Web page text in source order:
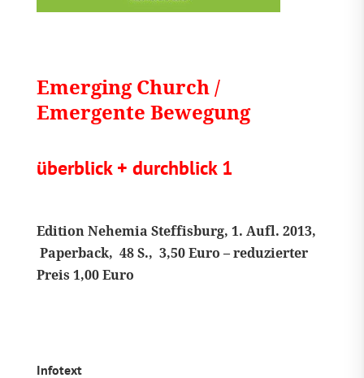
Emerging Church /
Emergente Bewegung
überblick + durchblick 1
Edition Nehemia Steffisburg, 1. Aufl. 2013,
Paperback, 48 S., 3,50 Euro – reduzierter
Preis 1,00 Euro
Infotext